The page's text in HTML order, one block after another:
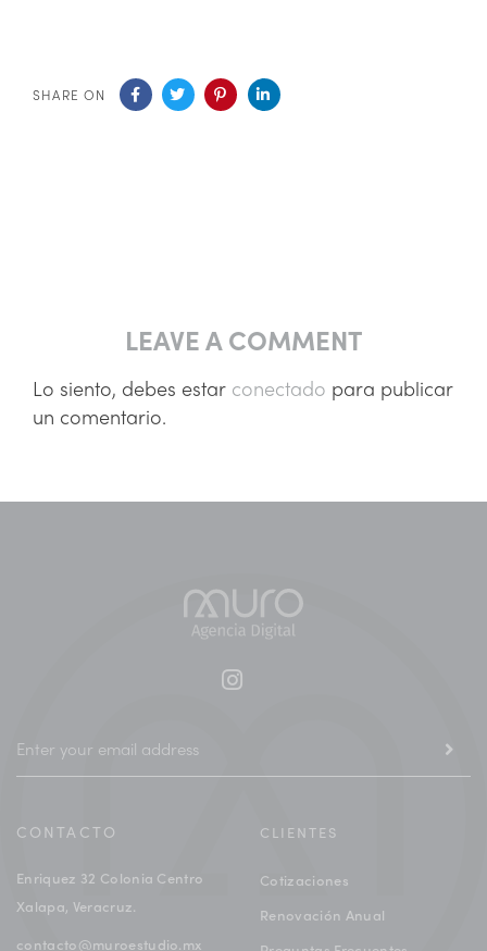
SHARE ON
LEAVE A COMMENT
Lo siento, debes estar conectado para publicar
un comentario.
CONTACTO
Enriquez 32 Colonia Centro
Xalapa, Veracruz.
contacto@muroestudio.mx
CLIENTES
Cotizaciones
Renovación Anual